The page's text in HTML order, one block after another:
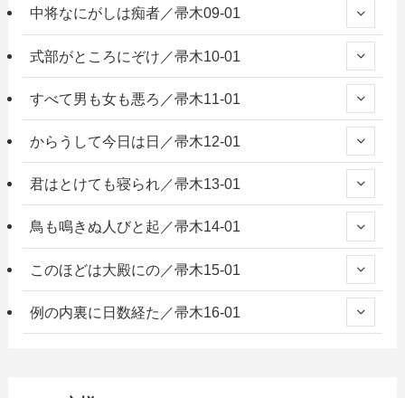
中将なにがしは痴者／帚木09-01
式部がところにぞけ／帚木10-01
すべて男も女も悪ろ／帚木11-01
からうして今日は日／帚木12-01
君はとけても寝られ／帚木13-01
鳥も鳴きぬ人びと起／帚木14-01
このほどは大殿にの／帚木15-01
例の内裏に日数経た／帚木16-01